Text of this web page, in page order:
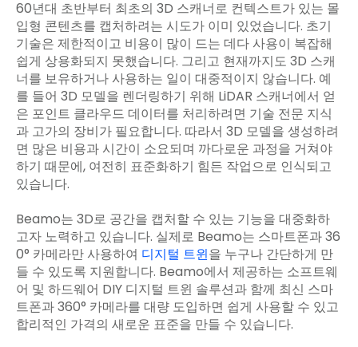
60년대 초반부터 최초의 3D 스캐너로 컨텍스트가 있는 몰
입형 콘텐츠를 캡처하려는 시도가 이미 있었습니다. 초기
기술은 제한적이고 비용이 많이 드는 데다 사용이 복잡해
쉽게 상용화되지 못했습니다. 그리고 현재까지도 3D 스캐
너를 보유하거나 사용하는 일이 대중적이지 않습니다. 예
를 들어 3D 모델을 렌더링하기 위해 LiDAR 스캐너에서 얻
은 포인트 클라우드 데이터를 처리하려면 기술 전문 지식
과 고가의 장비가 필요합니다. 따라서 3D 모델을 생성하려
면 많은 비용과 시간이 소요되며 까다로운 과정을 거쳐야
하기 때문에, 여전히 표준화하기 힘든 작업으로 인식되고
있습니다.
Beamo는 3D로 공간을 캡처할 수 있는 기능을 대중화하
고자 노력하고 있습니다. 실제로 Beamo는 스마트폰과 36
0° 카메라만 사용하여 디지털 트윈을 누구나 간단하게 만
들 수 있도록 지원합니다. Beamo에서 제공하는 소프트웨
어 및 하드웨어 DIY 디지털 트윈 솔루션과 함께 최신 스마
트폰과 360° 카메라를 대량 도입하면 쉽게 사용할 수 있고
합리적인 가격의 새로운 표준을 만들 수 있습니다.